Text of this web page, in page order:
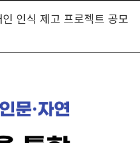
인식 제고 프로젝트 공모